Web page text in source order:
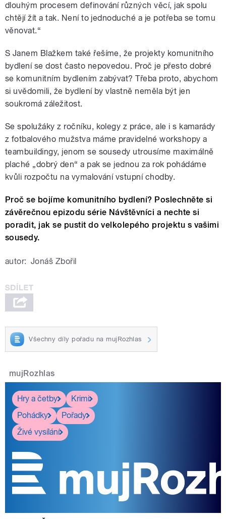
dlouhým procesem definování různých věcí, jak spolu
chtějí žít a tak. Není to jednoduché a je potřeba se tomu
věnovat.“
S Janem Blažkem také řešíme, že projekty komunitního
bydlení se dost často nepovedou. Proč je přesto dobré
se komunitním bydlením zabývat? Třeba proto, abychom
si uvědomili, že bydlení by vlastně neměla být jen
soukromá záležitost.
Se spolužáky z ročníku, kolegy z práce, ale i s kamarády
z fotbalového mužstva máme pravidelné workshopy a
teambuildingy, jenom se sousedy utrousíme maximálně
plaché „dobrý den“ a pak se jednou za rok pohádáme
kvůli rozpočtu na vymalování vstupní chodby.
Proč se bojíme komunitního bydlení? Poslechněte si
závěrečnou epizodu série Návštěvníci a nechte si
poradit, jak se pustit do velkolepého projektu s vašimi
sousedy.
autor: Jonáš Zbořil
Všechny díly pořadu na mujRozhlas
mujRozhlas
Hry a četby
Krimi
Pohádky
Pořady
Živé vysílání